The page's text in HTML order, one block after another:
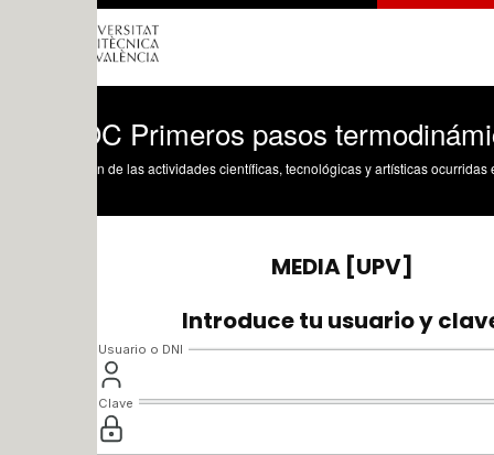
Primeros pasos termodinámica.
de las actividades científicas, tecnológicas y artísticas ocurridas en los tres